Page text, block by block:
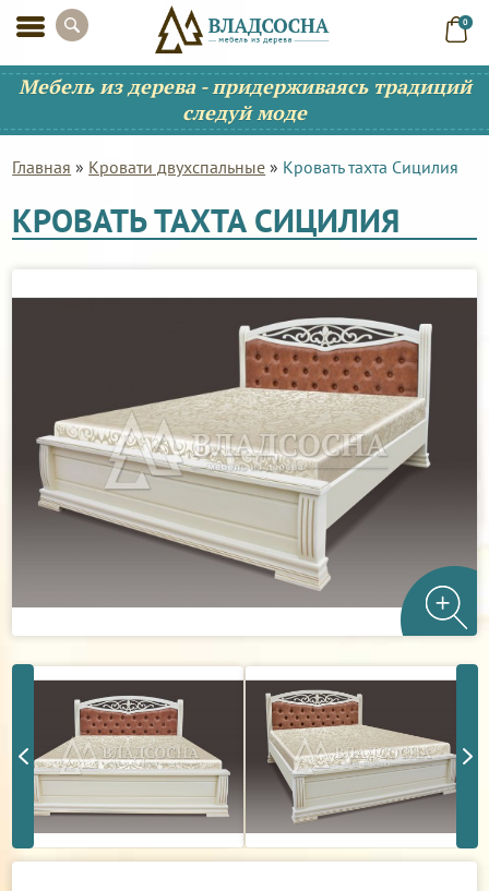
0
Мебель из дерева - придерживаясь традиций
следуй моде
Главная » Кровати двухспальные » Кровать тахта Сицилия
КРОВАТЬ ТАХТА СИЦИЛИЯ